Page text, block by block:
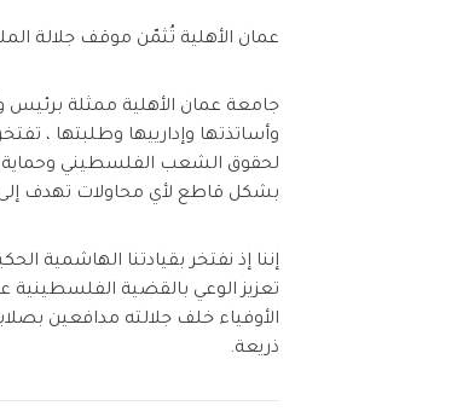
عمان الأهلية تُثمّن موقف جلالة
جامعة عمان الأهلية ممثلة
وأساتذتها وإدارييها وطلبتها ،
لحقوق الشعب الفلسطيني وحماية
بشكل قاطع لأي محاولات تهدف
إننا إذ نفتخر بقيادتنا الهاشمية
تعزيز الوعي بالقضية الفلسطينية
الأوفياء خلف جلالته مدافعين
ذريعة.